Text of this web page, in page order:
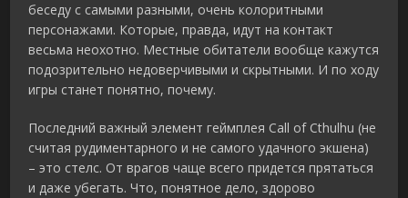
беседу с самыми разными, очень колоритными
персонажами. Которые, правда, идут на контакт
весьма неохотно. Местные обитатели вообще кажутся
подозрительно недоверчивыми и скрытными. И по ходу
игры станет понятно, почему.
Последний важный элемент геймплея Call of Cthulhu (не
считая рудиментарного и не самого удачного экшена)
– это стелс. От врагов чаще всего придется прятаться
и даже убегать. Что, понятное дело, здорово